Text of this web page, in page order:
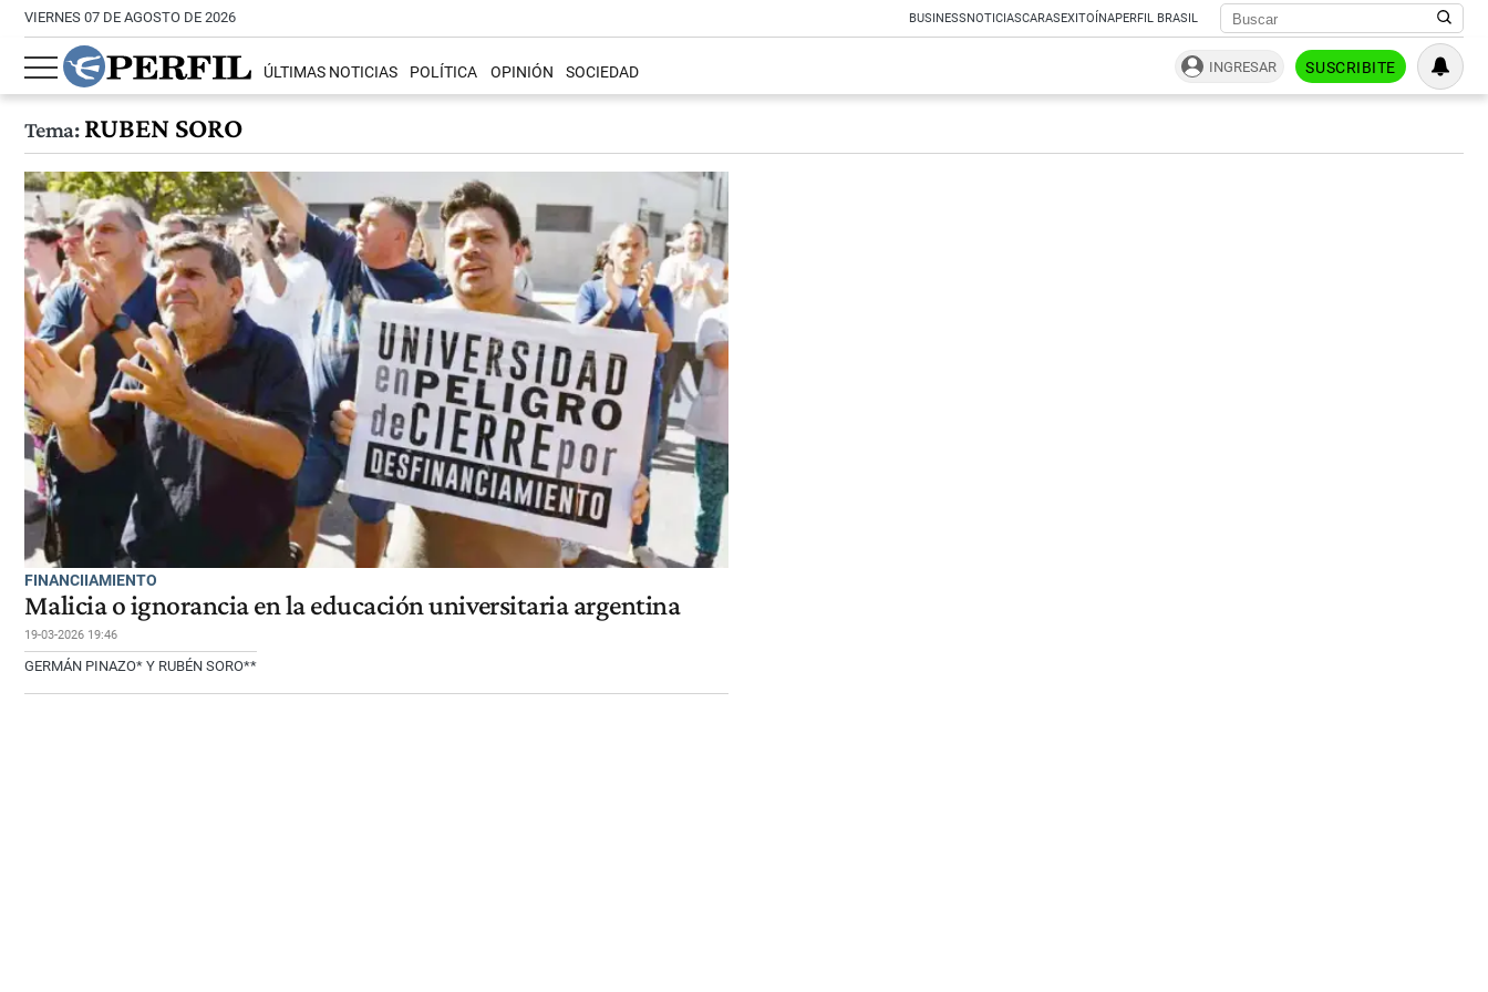
VIERNES 07 DE AGOSTO DE 2026 BUSINESSNOTICIASCARASEXITOÍNAPERFIL BRASIL
ÚLTIMAS NOTICIAS POLÍTICA OPINIÓN SOCIEDAD INGRESAR SUSCRIBITE
Tema:RUBEN SORO
FINANCIIAMIENTO
Malicia o ignorancia en la educación universitaria argentina
19-03-2026 19:46
GERMÁN PINAZO* Y RUBÉN SORO**